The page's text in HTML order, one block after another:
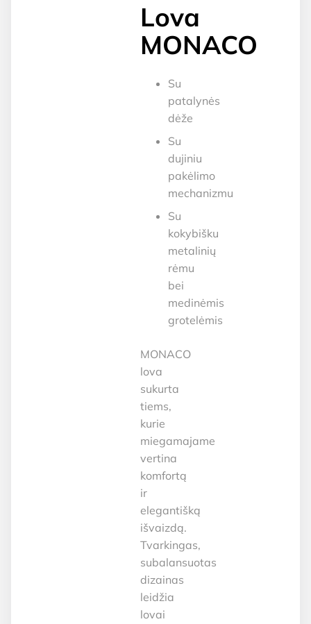
Lova
MONACO
Su
patalynės
dėže
Su
dujiniu
pakėlimo
mechanizmu
Su
kokybišku
metalinių
rėmu
bei
medinėmis
grotelėmis
MONACO
lova
sukurta
tiems,
kurie
miegamajame
vertina
komfortą
ir
elegantišką
išvaizdą.
Tvarkingas,
subalansuotas
dizainas
leidžia
lovai